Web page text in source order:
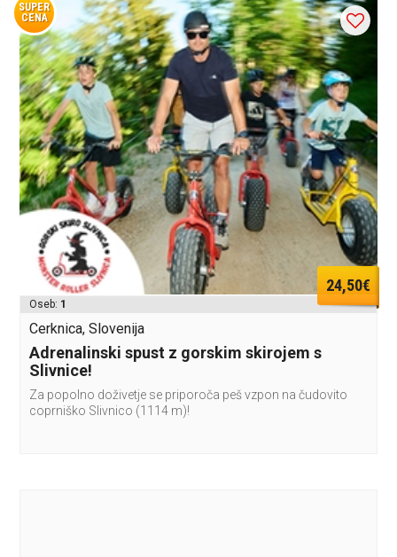
SUPER
CENA
24,50€
Oseb: 1
Cerknica, Slovenija
Adrenalinski spust z gorskim skirojem s
Slivnice!
Za popolno doživetje se priporoča peš vzpon na čudovito
coprniško Slivnico (1114 m)!